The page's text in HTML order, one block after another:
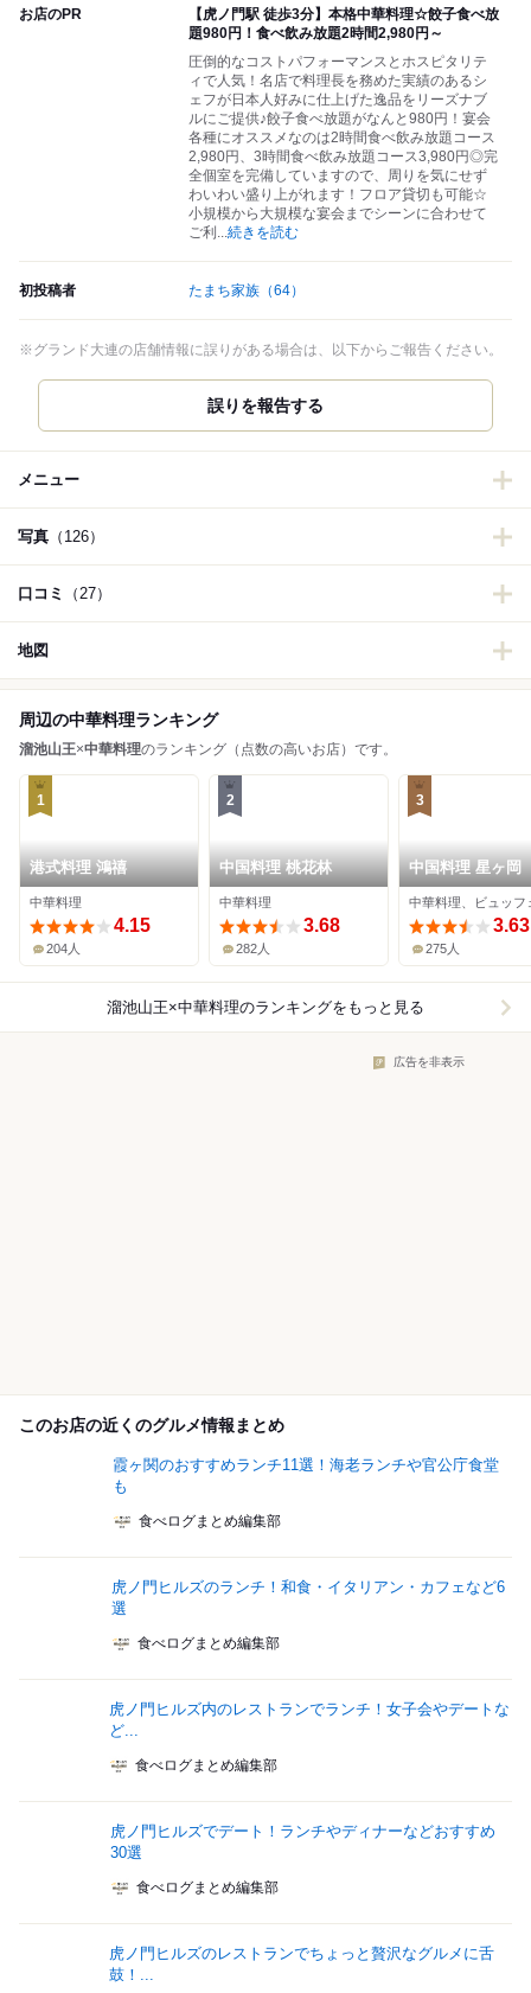
お店のPR
【虎ノ門駅 徒歩3分】本格中華料理☆餃子食べ放
題980円！食べ飲み放題2時間2,980円～
圧倒的なコストパフォーマンスとホスピタリテ
ィで人気！名店で料理長を務めた実績のあるシ
ェフが日本人好みに仕上げた逸品をリーズナブ
ルにご提供♪餃子食べ放題がなんと980円！宴会
各種にオススメなのは2時間食べ飲み放題コース
2,980円、3時間食べ飲み放題コース3,980円◎完
全個室を完備していますので、周りを気にせず
わいわい盛り上がれます！フロア貸切も可能☆
小規模から大規模な宴会までシーンに合わせて
ご利 ...続きを読む
初投稿者 たまち家族 （64）
※グランド大連の店舗情報に誤りがある場合は、以下からご報告ください。
誤りを報告する
メニュー
写真 （126）
口コミ （27）
地図
周辺の中華料理ランキング
溜池山王×中華料理のランキング（点数の高いお店）です。
1
港式料理 鴻禧
中華料理
4.15
204人
2
中国料理 桃花林
中華料理
3.68
282人
3
中国料理 星ヶ岡
中華料理、ビュッフ
3.63
275人
溜池山王×中華料理のランキングをもっと見る
広告を非表示
このお店の近くのグルメ情報まとめ
霞ヶ関のおすすめランチ11選！海老ランチや官公庁食堂
も
食べログまとめ編集部
虎ノ門ヒルズのランチ！和食・イタリアン・カフェなど6
選
食べログまとめ編集部
虎ノ門ヒルズ内のレストランでランチ！女子会やデートな
ど...
食べログまとめ編集部
虎ノ門ヒルズでデート！ランチやディナーなどおすすめ
30選
食べログまとめ編集部
虎ノ門ヒルズのレストランでちょっと贅沢なグルメに舌
鼓！...